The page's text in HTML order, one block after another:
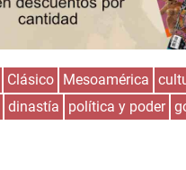
Clásico Mesoamérica
dinastía política y poder